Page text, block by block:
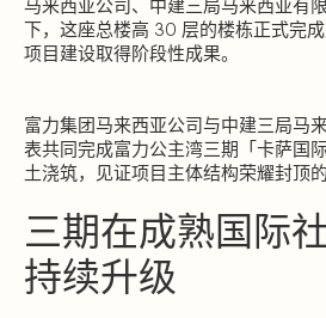
马来西亚公司、中建三局马来西亚有
下，这座总楼高 30 层的楼栋正式完
项目建设取得阶段性成果。
富力集团马来西亚公司与中建三局马
表共同完成富力公主湾三期「卡萨国
土浇筑，见证项目主体结构荣耀封顶的
三期在成熟国际
持续升级